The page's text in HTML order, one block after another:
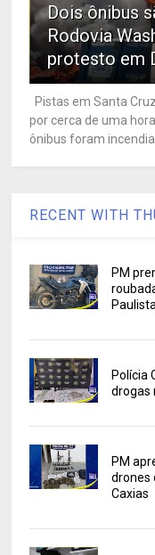
Dois ônibus
Rodovia
protesto em
Pistas em Santa
por cerca de uma
ônibus foram
RECENT WITH
PM
Polícia
drogas
PM
drones
Caxias